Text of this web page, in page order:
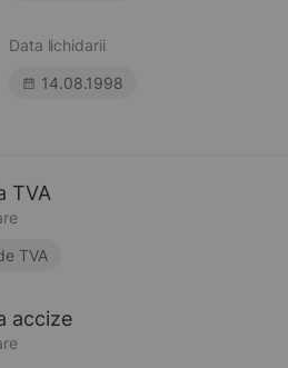
Data lichidarii
14.08.1998
TVA
TVA
accize